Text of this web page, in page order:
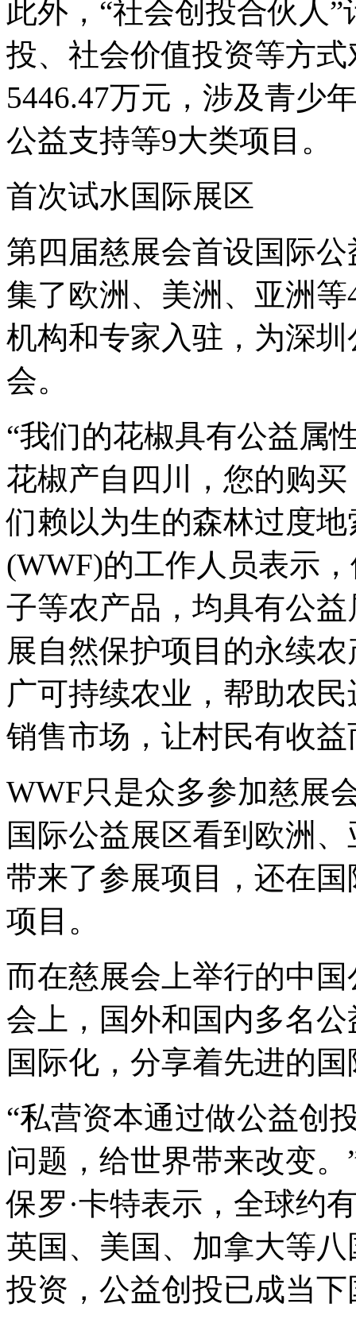
此外，“社会创投合伙人
投、社会价值投资等方
5446.47万元，涉及青少
公益支持等9大类项目。
首次试水国际展区
第四届慈展会首设国际
集了欧洲、美洲、亚洲
机构和专家入驻，为深
会。
“我们的花椒具有公益属
花椒产自四川，您的购
们赖以为生的森林过度
(WWF)的工作人员表示
子等农产品，均具有公
展自然保护项目的永续
广可持续农业，帮助农
销售市场，让村民有收
WWF只是众多参加慈展
国际公益展区看到欧洲
带来了参展项目，还在
项目。
而在慈展会上举行的中
会上，国外和国内多名
国际化，分享着先进的
“私营资本通过做公益创
问题，给世界带来改变
保罗·卡特表示，全球约
英国、美国、加拿大等
投资，公益创投已成当